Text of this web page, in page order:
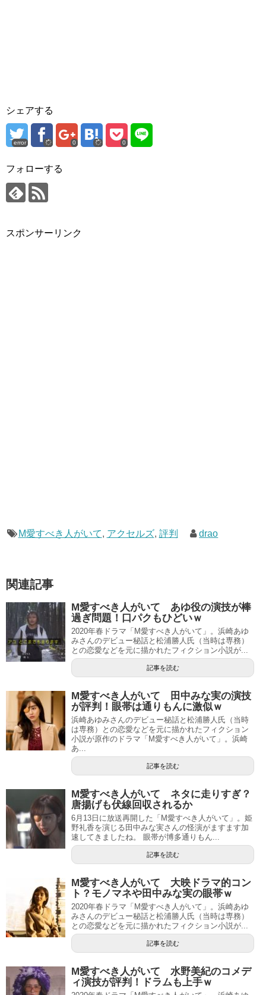
シェアする
error 0 0
フォローする
スポンサーリンク
M愛すべき人がいて, アクセルズ, 評判 drao
関連記事
M愛すべき人がいて あゆ役の演技が棒
過ぎ問題！口パクもひどいｗ
2020年春ドラマ「M愛すべき人がいて」。浜崎あゆ
みさんのデビュー秘話と松浦勝人氏（当時は専務）
との恋愛などを元に描かれたフィクション小説が...
記事を読む
M愛すべき人がいて 田中みな実の演技
が評判！眼帯は通りもんに激似ｗ
浜崎あゆみさんのデビュー秘話と松浦勝人氏（当時
は専務）との恋愛などを元に描かれたフィクション
小説が原作のドラマ「M愛すべき人がいて」。浜崎
あ...
記事を読む
M愛すべき人がいて ネタに走りすぎ？
唐揚げも伏線回収されるか
6月13日に放送再開した「M愛すべき人がいて」。姫
野礼香を演じる田中みな実さんの怪演がますます加
速してきましたね。 眼帯が博多通りもん...
記事を読む
M愛すべき人がいて 大映ドラマ的コン
ト？モノマネや田中みな実の眼帯ｗ
2020年春ドラマ「M愛すべき人がいて」。浜崎あゆ
みさんのデビュー秘話と松浦勝人氏（当時は専務）
との恋愛などを元に描かれたフィクション小説が...
記事を読む
M愛すべき人がいて 水野美紀のコメデ
ィ演技が評判！ドラムも上手ｗ